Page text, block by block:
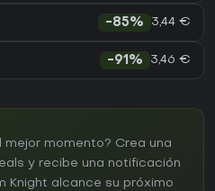
-85% 3,44 €
-91% 3,46 €
mejor momento? Crea una
y recibe una notificación
Knight alcance su próximo